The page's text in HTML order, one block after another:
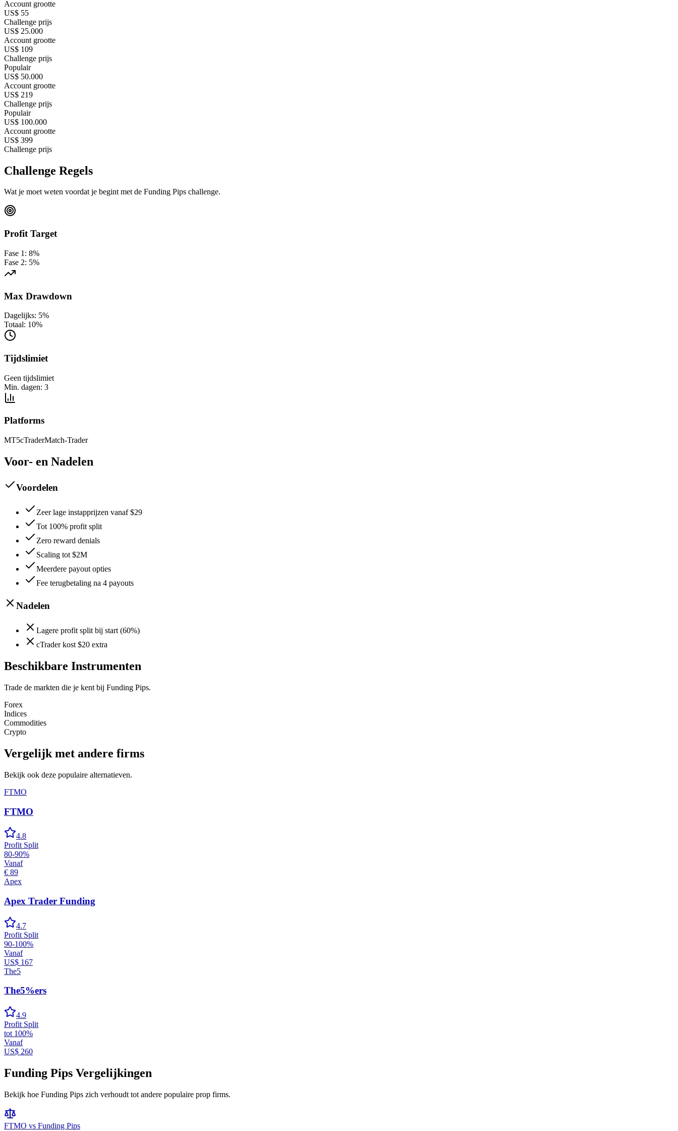
Account grootte
US$ 55
Challenge prijs
US$ 25.000
Account grootte
US$ 109
Challenge prijs
Populair
US$ 50.000
Account grootte
US$ 219
Challenge prijs
Populair
US$ 100.000
Account grootte
US$ 399
Challenge prijs
Challenge Regels
Wat je moet weten voordat je begint met de Funding Pips challenge.
Profit Target
Fase 1 : 8%
Fase 2: 5%
Max Drawdown
Dagelijks: 5%
Totaal: 10%
Tijdslimiet
Geen tijdslimiet
Min. dagen: 3
Platforms
MT5cTraderMatch-Trader
Voor- en Nadelen
Voordelen
Zeer lage instapprijzen vanaf $29
Tot 100% profit split
Zero reward denials
Scaling tot $2M
Meerdere payout opties
Fee terugbetaling na 4 payouts
Nadelen
Lagere profit split bij start (60%)
cTrader kost $20 extra
Beschikbare Instrumenten
Trade de markten die je kent bij Funding Pips.
Forex
Indices
Commodities
Crypto
Vergelijk met andere firms
Bekijk ook deze populaire alternatieven.
FTMO
FTMO
4.8
Profit Split
80-90%
Vanaf
€ 89
Apex
Apex Trader Funding
4.7
Profit Split
90-100%
Vanaf
US$ 167
The5
The5%ers
4.9
Profit Split
tot 100%
Vanaf
US$ 260
Funding Pips Vergelijkingen
Bekijk hoe Funding Pips zich verhoudt tot andere populaire prop firms.
FTMO vs Funding Pips